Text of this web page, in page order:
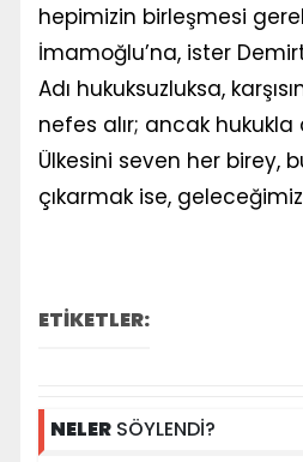
hepimizin birleşmesi
İmamoğlu’na, ister
Adı hukuksuzluksa,
nefes alır; ancak hukukla
Ülkesini seven her birey,
çıkarmak ise,
ETİKETLER:
NELERSÖYLENDİ?